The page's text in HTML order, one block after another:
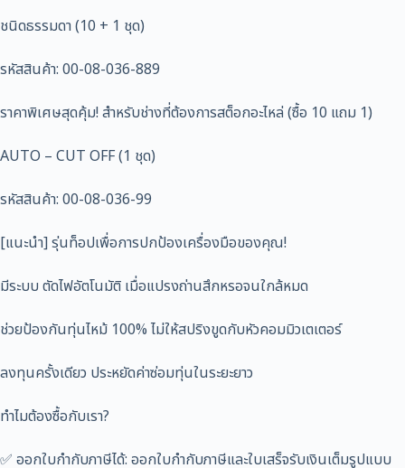
ชนิดธรรมดา (10 + 1 ชุด)
รหัสสินค้า: 00-08-036-889
ราคาพิเศษสุดคุ้ม! สำหรับช่างที่ต้องการสต็อกอะไหล่ (ซื้อ 10 แถม 1)
AUTO – CUT OFF (1 ชุด)
รหัสสินค้า: 00-08-036-99
[แนะนำ] รุ่นท็อปเพื่อการปกป้องเครื่องมือของคุณ!
มีระบบ ตัดไฟอัตโนมัติ เมื่อแปรงถ่านสึกหรอจนใกล้หมด
ช่วยป้องกันทุ่นไหม้ 100% ไม่ให้สปริงขูดกับหัวคอมมิวเตเตอร์
ลงทุนครั้งเดียว ประหยัดค่าซ่อมทุ่นในระยะยาว
ทำไมต้องซื้อกับเรา?
✅ ออกใบกำกับภาษีได้: ออกใบกำกับภาษีและใบเสร็จรับเงินเต็มรูปแบบ